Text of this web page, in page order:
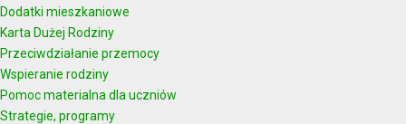
Dodatki mieszkaniowe
Karta Dużej Rodziny
Przeciwdziałanie przemocy
Wspieranie rodziny
Pomoc materialna dla uczniów
Strategie, programy